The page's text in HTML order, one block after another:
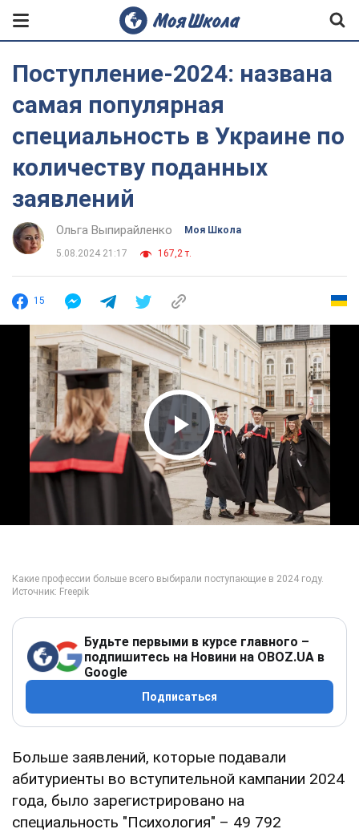
Поступление-2024: названа
самая популярная
специальность в Украине по
количеству поданных
заявлений
Ольга Выпирайленко Моя Школа
5.08.2024 21:17 167,2 т.
15
Play Video
Будьте первыми в курсе главного –
подпишитесь на Новини на OBOZ.UA в
Google
Подписаться
Больше заявлений, которые подавали
абитуриенты во вступительной кампании 2024
года, было зарегистрировано на
специальность "Психология" – 49 792